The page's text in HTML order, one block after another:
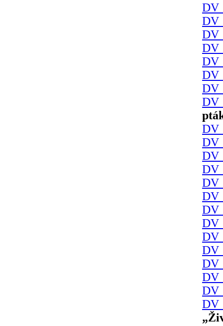
DV
DV
DV
DV
DV
DV
DV
DV
DV
DV
DV
DV
DV
DV
DV
DV
DV
DV
DV
DV
DV
DV